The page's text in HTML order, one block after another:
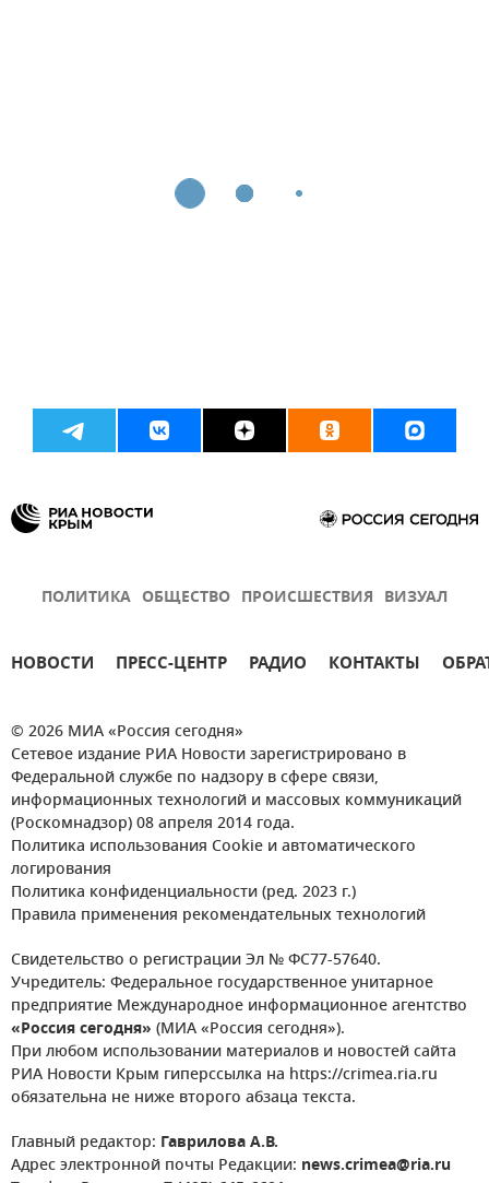
ПОЛИТИКА ОБЩЕСТВО ПРОИСШЕСТВИЯ ВИЗУАЛ
НОВОСТИ ПРЕСС-ЦЕНТР РАДИО КОНТАКТЫ
© 2026 МИА «Россия сегодня»
Сетевое издание РИА Новости зарегистрировано в
Федеральной службе по надзору в сфере связи,
информационных технологий и массовых коммуникаций
(Роскомнадзор) 08 апреля 2014 года.
Политика использования Cookie и автоматического
логирования
Политика конфиденциальности (ред. 2023 г.)
Правила применения рекомендательных технологий
Свидетельство о регистрации Эл № ФС77-57640.
Учредитель: Федеральное государственное унитарное
предприятие Международное информационное агентство
«Россия сегодня» (МИА «Россия сегодня»).
При любом использовании материалов и новостей сайта
РИА Новости Крым гиперссылка на https://crimea.ria.ru
обязательна не ниже второго абзаца текста.
Главный редактор: Гаврилова А.В.
Адрес электронной почты Редакции: news.crimea@ria.ru